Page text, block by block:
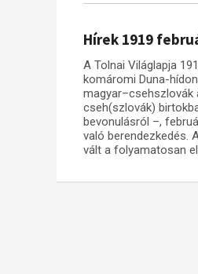
Hírek 1919
A Tolnai Világlapja
komáromi Duna-
magyar–csehszlovák
cseh(szlovák)
bevonulásról –,
való berendezkedés.
vált a folyamatosan